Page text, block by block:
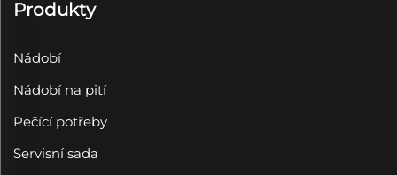
Produkty
Nádobí
Nádobí na pití
Pečící potřeby
Servisní sada